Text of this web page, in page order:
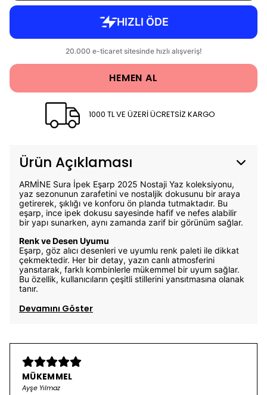
HEMEN AL
1000 TL VE ÜZERİ ÜCRETSİZ KARGO
Ürün Açıklaması
ARMİNE Sura İpek Eşarp 2025 Nostaji Yaz koleksiyonu,
yaz sezonunun zarafetini ve nostaljik dokusunu bir araya
getirerek, şıklığı ve konforu ön planda tutmaktadır. Bu
eşarp, ince ipek dokusu sayesinde hafif ve nefes alabilir
bir yapı sunarken, aynı zamanda zarif bir görünüm sağlar.
Renk ve Desen Uyumu
Eşarp, göz alıcı desenleri ve uyumlu renk paleti ile dikkat
çekmektedir. Her bir detay, yazın canlı atmosferini
yansıtarak, farklı kombinlerle mükemmel bir uyum sağlar.
Bu özellik, kullanıcıların çeşitli stillerini yansıtmasına olanak
tanır.
Devamını Göster
MÜKEMMEL
Ayşe Yılmaz